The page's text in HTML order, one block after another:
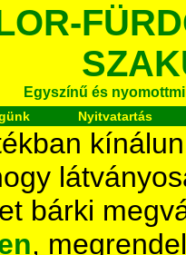
Egyszínű és
Nyitvatartás
bárki
,